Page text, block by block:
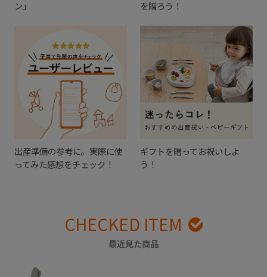
ン」
を贈ろう！
出産準備の参考に。実際に使
ってみた感想をチェック！
ギフトを贈ってお祝いしよ
う！
CHECKED ITEM
最近見た商品